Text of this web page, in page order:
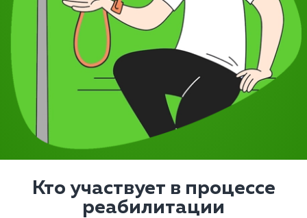
Кто участвует в процессе
реабилитации